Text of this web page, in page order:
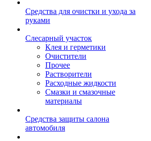
Средства для очистки и ухода за
руками
Слесарный участок
Клея и герметики
Очистители
Прочее
Растворители
Расходные жидкости
Смазки и смазочные
материалы
Средства защиты салона
автомобиля